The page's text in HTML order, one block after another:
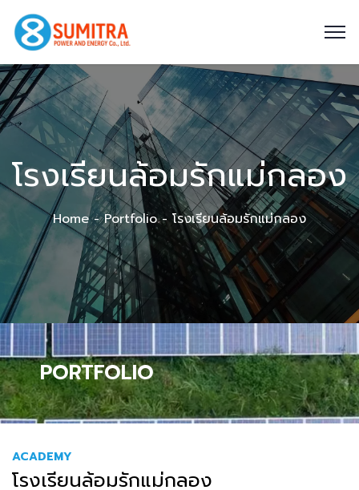
โรงเรียนล้อมรักแม่กลอง
Home Portfolio โรงเรียนล้อมรักแม่กลอง
PORTFOLIO
ACADEMY
โรงเรียนล้อมรักแม่กลอง